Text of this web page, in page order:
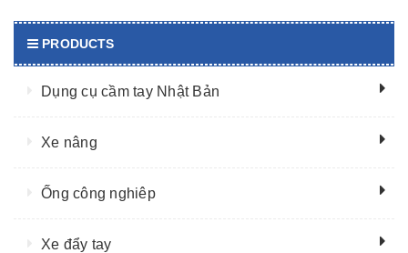
PRODUCTS
Dụng cụ cầm tay Nhật Bản
Xe nâng
Ống công nghiêp
Xe đẩy tay